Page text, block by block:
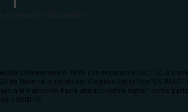
cofinanciada al 100% con recursos REACT UE, a
de Navarra, a través del Objetivo Específico “OE REACT
a la transición hacia una economía digital” como
COVID-19